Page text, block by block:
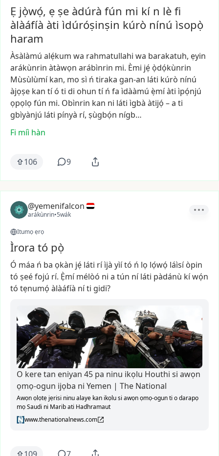
Ẹ jọ̀wọ́, ẹ ṣe àdúrà fún mi kí n lè fi
àlàáfíà àti ìdúróṣinṣin kúrò nínú ìsopọ̀
haram
Àsàlàmú alẹ́kum wa rahmatullahi wa barakatuh, ẹyin
arákùnrin àtàwọn arábìnrin mi. Èmi jẹ́ ọ̀dọ́kùnrin
Mùsùlùmí kan, mo sì ń tiraka gan-an láti kúrò nínú
àjọṣe kan tí ó ti di ohun tí ń fa ìdààmú ẹ̀míàti ìpọ́njú
ọpọlọ fún mi. Obìnrin kan ni láti ìgbà àtijọ́ –a ti
gbìyànjú láti pínyà rí, ṣùgbọ́n nígb…
Fi míì hàn
106 9
@yemenifalcon
arákùnrin•5wák
Itumọ ẹrọ
Ìrora tó pọ̀
Ó máa ń ba ọkàn jẹ́ láti ríìjà yìító ń lọ lọ́wọ́ láìsí òpin
tó ṣeéfojú rí. Ẹ̀mí mélòó ni a tún ní láti pàdánù kíwọ́n
tó tẹnumọ́ àlàáfíà níti gidi?
O kere tan eniyan 45 pa ninu ikọlu Houthi si awọn
ọmọ-ogun ijọba ni Yemen | The National
Awọn ọlọtẹ jẹrisi ninu alaye kan ikọlu si awọn ọmọ-ogun ti o darapọ
mọ Saudi ni Marib ati Hadhramaut
www.thenationalnews.com